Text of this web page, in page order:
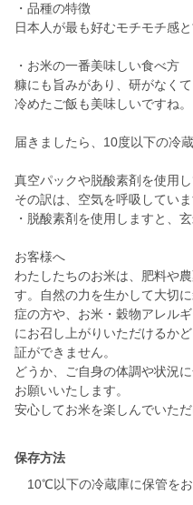
・品種の特徴
日本人が最も好むモチモチ感
・お米の一番美味しい食べ方
糠にも旨みがあり、研がなく
冷めたご飯も美味しいですね。
届きましたら、10度以下の冷
真空パックや脱酸素剤を使用
その訳は、空気を呼吸してい
・脱酸素剤を使用しますと、
お客様へ
わたしたちのお米は、肥料や
す。自然の力を生かして大切
症の方や、お米・穀物アレル
にお召し上がりいただけるか
証ができません。
どうか、ご自身の体調や状況
お願いいたします。
保存方法
10℃以下の冷蔵庫に保管をお